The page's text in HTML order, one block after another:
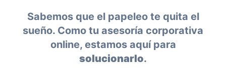
Sabemos que el papeleo te quita el
sueño. Como tu asesoría corporativa
online, estamos aquí para
solucionarlo.